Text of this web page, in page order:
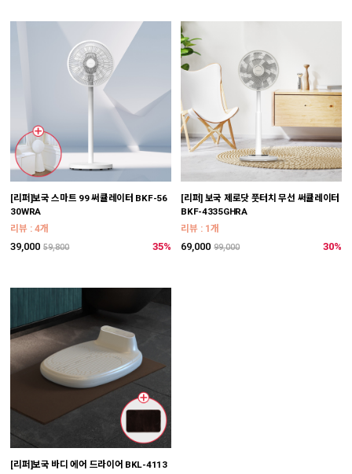
[리퍼]보국 스마트 99 써큘레이터 BKF-56
30WRA
리뷰 : 4개
39,000 59,800 35%
[리퍼] 보국 제로닷 풋터치 무선 써큘레이터
BKF-4335GHRA
리뷰 : 1개
69,000 99,000 30%
[리퍼]보국 바디 에어 드라이어 BKL-4113